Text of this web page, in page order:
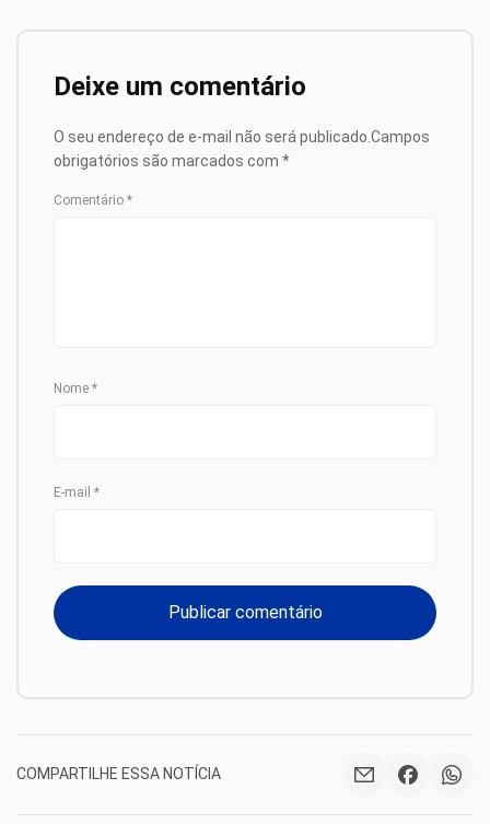
Deixe um comentário
O seu endereço de e-mail não será publicado. Campos
obrigatórios são marcados com *
Comentário *
Nome *
E-mail *
COMPARTILHE ESSA NOTÍCIA